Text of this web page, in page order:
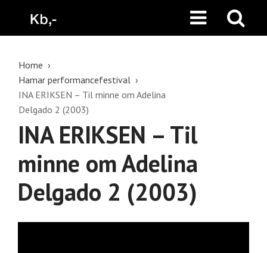
Home
Hamar performancefestival
INA ERIKSEN – Til minne om Adelina
Delgado 2 (2003)
INA ERIKSEN – Til
minne om Adelina
Delgado 2 (2003)